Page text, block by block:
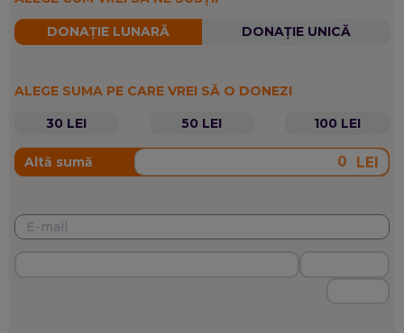
DONAȚIE LUNARĂ DONAȚIE UNICĂ
ALEGE SUMA PE CARE VREI SĂ O DONEZI
30 LEI
50 LEI 100 LEI
Altă sumă LEI